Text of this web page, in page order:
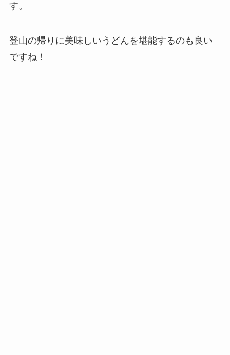
す。
登山の帰りに美味しいうどんを堪能するのも良い
ですね！